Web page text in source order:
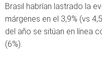
Brasil habrían lastrado la
márgenes en el 3,9% (vs
del año se sitúan en línea
(6%).